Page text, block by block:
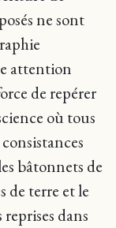
ne sont
attention
de repérer
où tous
bâtonnets de
de terre et le
dans